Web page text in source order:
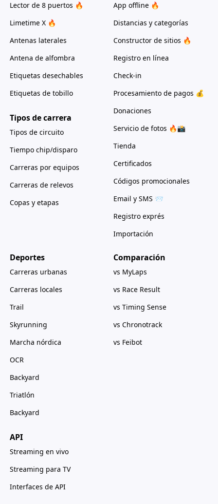
Lector de 8 puertos 🔥
Limetime X 🔥
Antenas laterales
Antena de alfombra
Etiquetas desechables
Etiquetas de tobillo
Tipos de carrera
Tipos de circuito
Tiempo chip/disparo
Carreras por equipos
Carreras de relevos
Copas y etapas
App offline 🔥
Distancias y categorías
Constructor de sitios 🔥
Registro en línea
Check-in
Procesamiento de pagos 💰
Donaciones
Servicio de fotos 🔥📸
Tienda
Certificados
Códigos promocionales
Email y SMS 📨
Registro exprés
Importación
Deportes
Carreras urbanas
Carreras locales
Trail
Skyrunning
Marcha nórdica
OCR
Backyard
Triatlón
Backyard
API
Streaming en vivo
Streaming para TV
Interfaces de API
Comparación
vs MyLaps
vs Race Result
vs Timing Sense
vs Chronotrack
vs Feibot